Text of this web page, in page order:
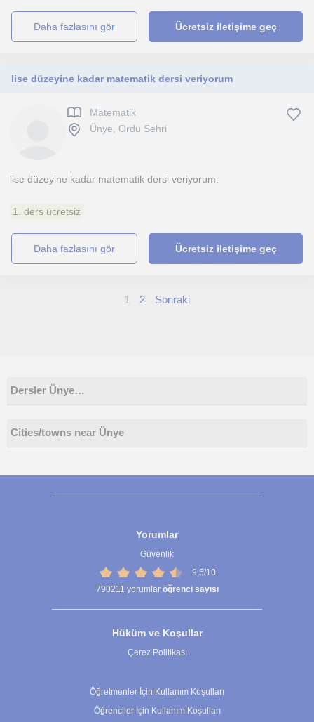
daha fazlasını gör Ücretsiz iletişime geç
lise düzeyine kadar matematik dersi veriyorum
Matematik
Ünye, Ordu Sehri
lise düzeyine kadar matematik dersi veriyorum.
1. ders ücretsiz
daha fazlasını gör Ücretsiz iletişime geç
1 2 Sonraki
Dersler Ünye…
Cities/towns near Ünye
Yorumlar
Güvenlik
9,5/10
790211 yorumlar öğrenci sayısı
Hüküm ve Koşullar
Çerez Politikası
Öğretmenler İçin Kullanım Koşulları
Öğrenciler İçin Kullanım Koşulları